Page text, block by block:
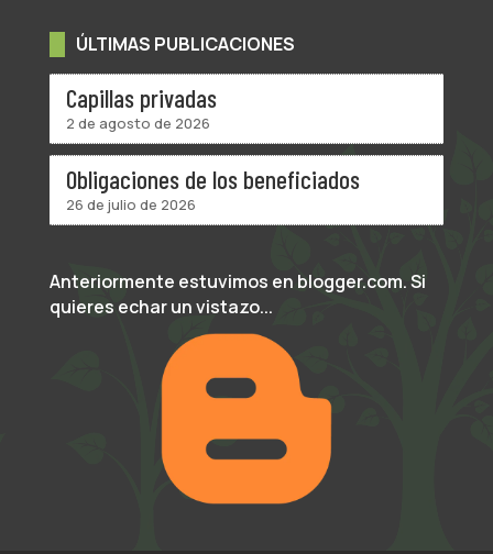
ÚLTIMAS PUBLICACIONES
Capillas privadas
2 de agosto de 2026
Obligaciones de los beneficiados
26 de julio de 2026
Anteriormente estuvimos en blogger.com. Si
quieres echar un vistazo...